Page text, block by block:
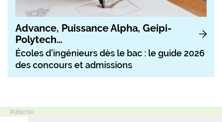
Advance, Puissance Alpha, Geipi-
Polytech…
Écoles d'ingénieurs dès le bac : le guide 2026
des concours et admissions